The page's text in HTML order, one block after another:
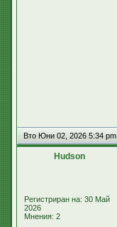
Вто Юни 02, 2026 5:34 pm
Hudson
Регистриран на: 30 Май
2026
Мнения: 2